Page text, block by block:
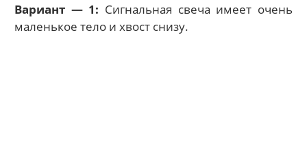
Вариант — 1: Сигнальная свеча имеет очень
маленькое тело и хвост снизу.